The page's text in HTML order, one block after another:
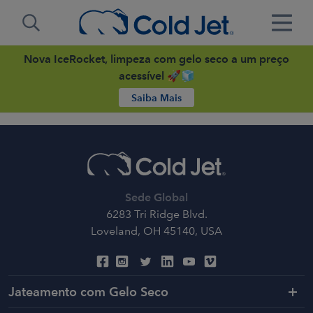
Nova IceRocket, limpeza com gelo seco a um preço
acessível 🚀🧊
Saiba Mais
Sede Global
6283 Tri Ridge Blvd.
Loveland, OH 45140, USA
Jateamento com Gelo Seco